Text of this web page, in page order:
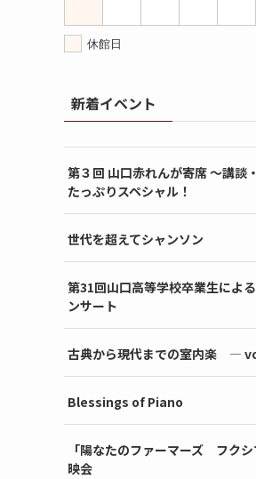
休館日
新着イベント
第３回 山口赤れんが寄席 〜講談
たっぷりスペシャル！
世代を超えてシャンソン
第31回山口高等学校卒業生によ
ンサート
古典から現代までの室内楽 ―
Blessings of Piano
「陽なたのファーマーズ フク
映会